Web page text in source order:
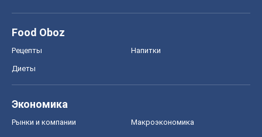
Food Oboz
Рецепты Напитки
Диеты
Экономика
Рынки и компании Mакроэкономика